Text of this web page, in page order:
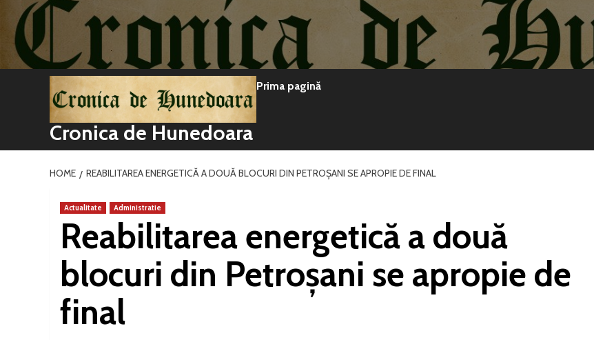
conținut
Cronica de Hunedoara
Prima pagină
HOME REABILITAREA ENERGETICĂ A DOUĂ BLOCURI DIN PETROȘANI SE APROPIE DE FINAL
Actualitate Administratie
Reabilitarea energetică a două
blocuri din Petroșani se apropie de
final